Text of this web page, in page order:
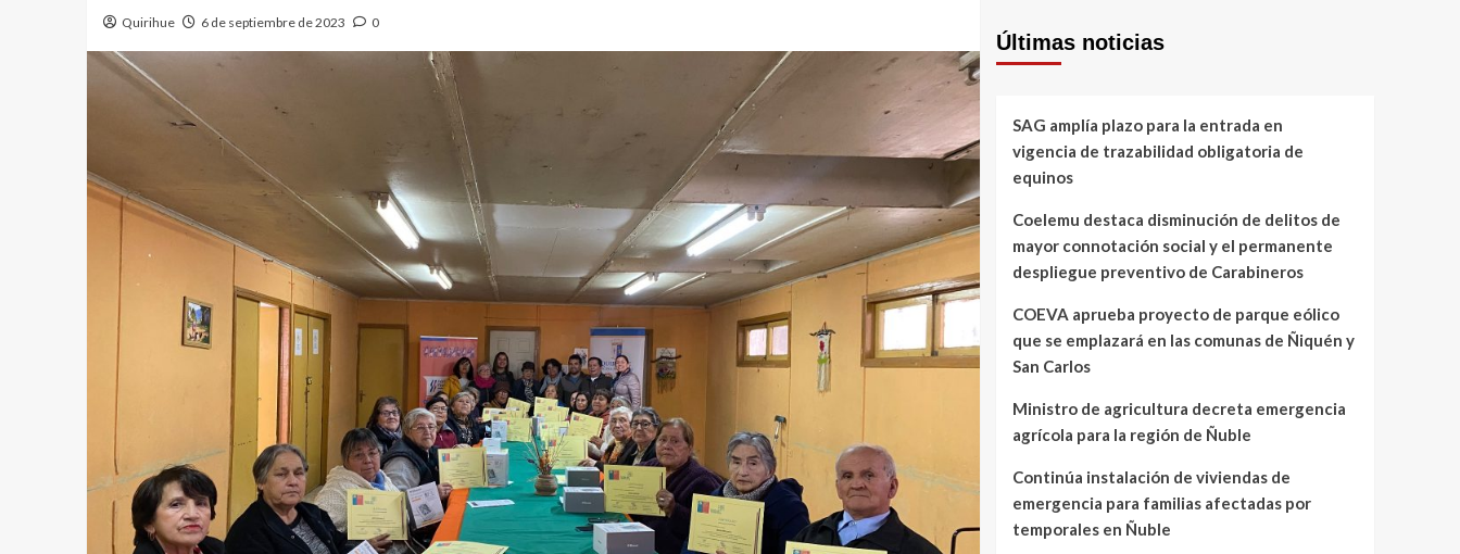
Quirihue 6 de septiembre de 2023 0
Últimas noticias
SAG amplía plazo para la entrada en
vigencia de trazabilidad obligatoria de
equinos
Coelemu destaca disminución de delitos de
mayor connotación social y el permanente
despliegue preventivo de Carabineros
COEVA aprueba proyecto de parque eólico
que se emplazará en las comunas de Ñiquén y
San Carlos
Ministro de agricultura decreta emergencia
agrícola para la región de Ñuble
Continúa instalación de viviendas de
emergencia para familias afectadas por
temporales en Ñuble